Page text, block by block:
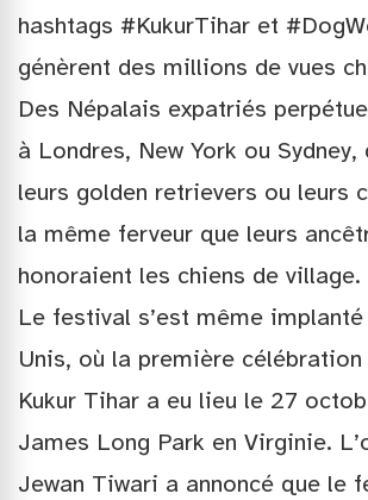
hashtags #KukurTihar et
génèrent des millions de vues
Des Népalais expatriés
à Londres, New York ou Sydney,
leurs golden retrievers ou leurs
la même ferveur que leurs
honoraient les chiens de village.
Le festival s’est même
Unis, où la première
Kukur Tihar a eu lieu le 27
James Long Park en Virginie.
Jewan Tiwari a annoncé que le